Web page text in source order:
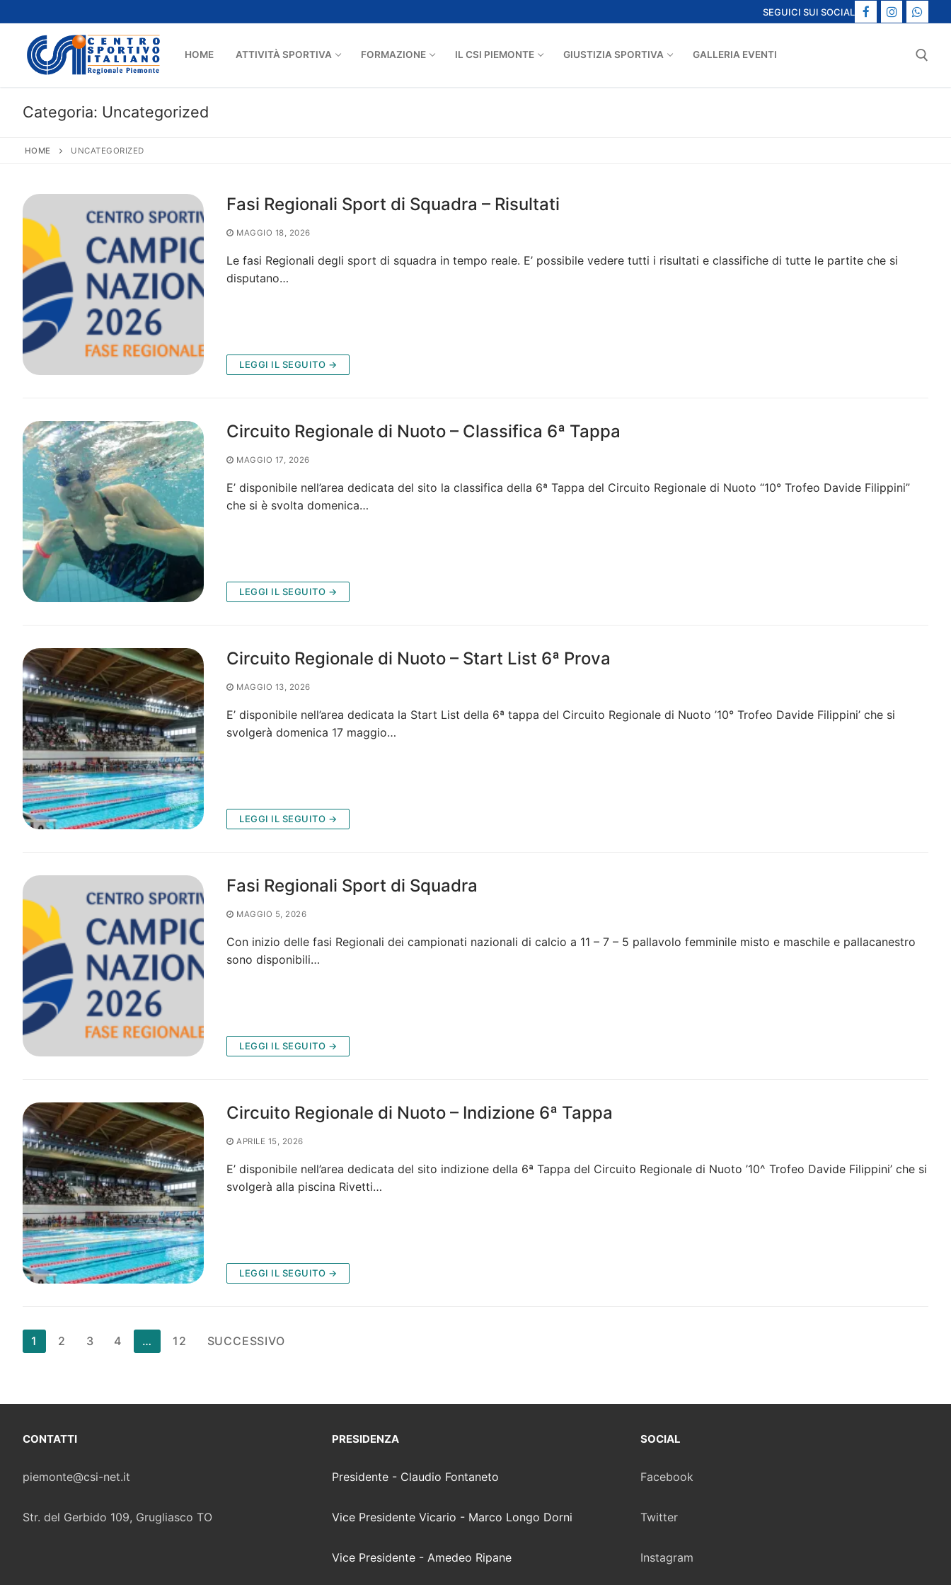
al
contenuto
SEGUICI SUI SOCIAL
HOME ATTIVITÀ SPORTIVA FORMAZIONE IL CSI PIEMONTE GIUSTIZIA SPORTIVA GALLERIA EVENTI
Categoria: Uncategorized
HOME UNCATEGORIZED
Fasi Regionali Sport di Squadra – Risultati
MAGGIO 18, 2026
Le fasi Regionali degli sport di squadra in tempo reale. E’ possibile vedere tutti i risultati e classifiche di tutte le partite che si
disputano…
LEGGI IL SEGUITO →
Circuito Regionale di Nuoto – Classifica 6ª Tappa
MAGGIO 17, 2026
E’ disponibile nell’area dedicata del sito la classifica della 6ª Tappa del Circuito Regionale di Nuoto “10° Trofeo Davide Filippini”
che si è svolta domenica…
LEGGI IL SEGUITO →
Circuito Regionale di Nuoto – Start List 6ª Prova
MAGGIO 13, 2026
E’ disponibile nell’area dedicata la Start List della 6ª tappa del Circuito Regionale di Nuoto ’10° Trofeo Davide Filippini’ che si
svolgerà domenica 17 maggio…
LEGGI IL SEGUITO →
Fasi Regionali Sport di Squadra
MAGGIO 5, 2026
Con inizio delle fasi Regionali dei campionati nazionali di calcio a 11 – 7 – 5 pallavolo femminile misto e maschile e pallacanestro
sono disponibili…
LEGGI IL SEGUITO →
Circuito Regionale di Nuoto – Indizione 6ª Tappa
APRILE 15, 2026
E’ disponibile nell’area dedicata del sito indizione della 6ª Tappa del Circuito Regionale di Nuoto ’10^ Trofeo Davide Filippini’ che si
svolgerà alla piscina Rivetti…
LEGGI IL SEGUITO →
Paginazione
1 2 3 4 … 12 SUCCESSIVO
CONTATTI
piemonte@csi-net.it
Str. del Gerbido 109, Grugliasco TO
PRESIDENZA
Presidente - Claudio Fontaneto
Vice Presidente Vicario - Marco Longo Dorni
Vice Presidente - Amedeo Ripane
SOCIAL
Facebook
Twitter
Instagram